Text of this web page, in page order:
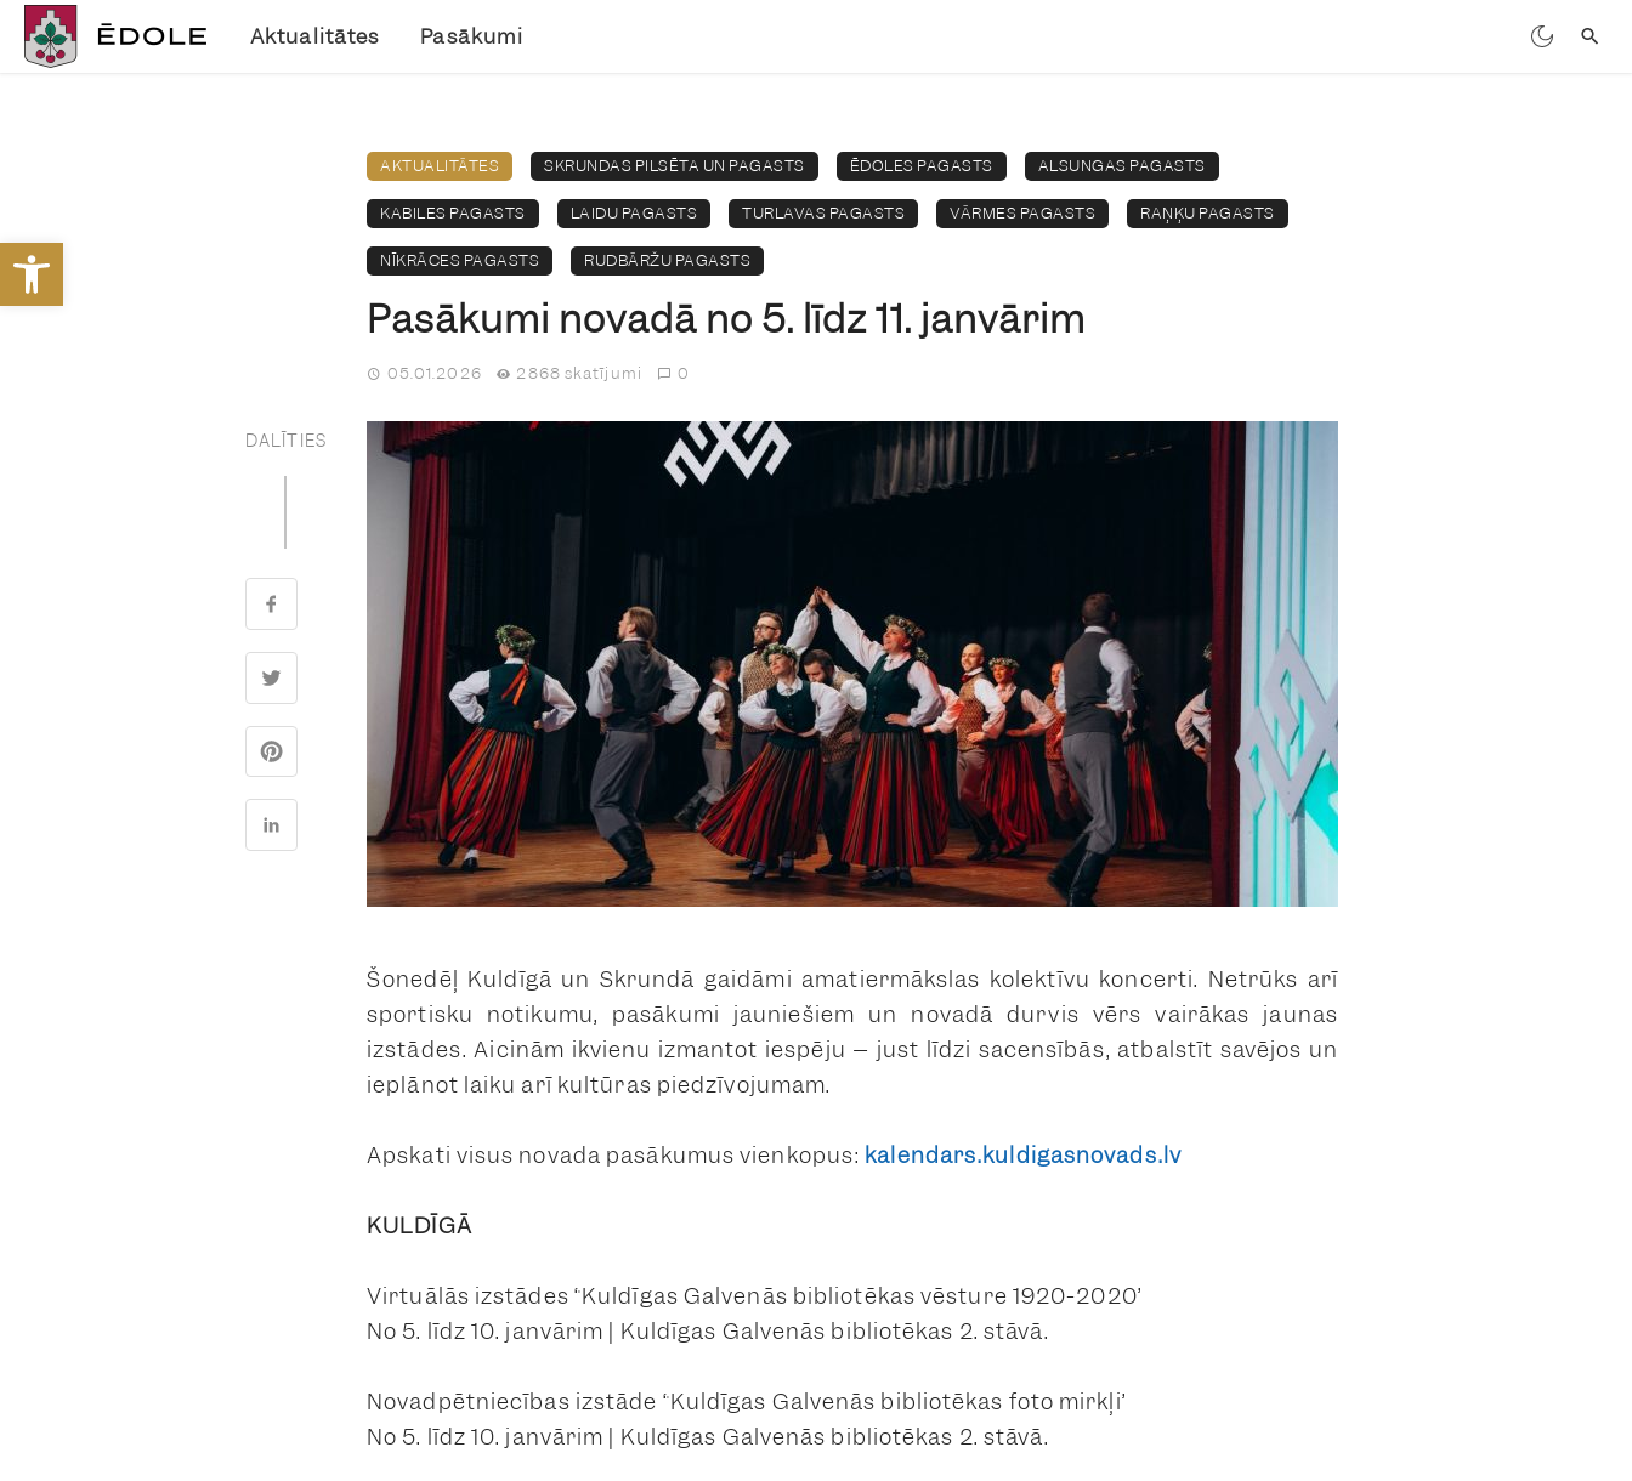
Open toolbar
Aktualitātes Pasākumi
AKTUALITĀTES SKRUNDAS PILSĒTA UN PAGASTS ĒDOLES PAGASTS ALSUNGAS PAGASTS
KABILES PAGASTS LAIDU PAGASTS TURLAVAS PAGASTS VĀRMES PAGASTS RAŅĶU PAGASTS
NĪKRĀCES PAGASTS RUDBĀRŽU PAGASTS
Pasākumi novadā no 5. līdz 11. janvārim
05.01.2026 2868 skatījumi 0
DALĪTIES
Šonedēļ Kuldīgā un Skrundā gaidāmi amatiermākslas kolektīvu koncerti. Netrūks arī
sportisku notikumu, pasākumi jauniešiem un novadā durvis vērs vairākas jaunas
izstādes. Aicinām ikvienu izmantot iespēju – just līdzi sacensībās, atbalstīt savējos un
ieplānot laiku arī kultūras piedzīvojumam.
Apskati visus novada pasākumus vienkopus: kalendars.kuldigasnovads.lv
KULDĪGĀ
Virtuālās izstādes “Kuldīgas Galvenās bibliotēkas vēsture 1920-2020”
No 5. līdz 10. janvārim | Kuldīgas Galvenās bibliotēkas 2. stāvā.
Novadpētniecības izstāde “Kuldīgas Galvenās bibliotēkas foto mirkļi”
No 5. līdz 10. janvārim | Kuldīgas Galvenās bibliotēkas 2. stāvā.